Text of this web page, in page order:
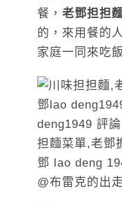
餐， 老鄧担担
的，來用餐的
家庭一同來吃